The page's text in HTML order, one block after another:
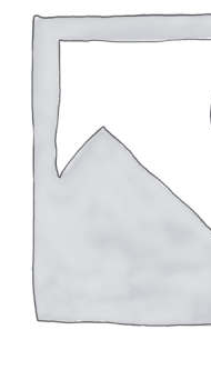
Joulu- ja kausivalot
Eläimet ja
Valoketjut ja
Joulukoristeet
Kranssit ja
Tontut ja muut
Joulutekstiilit
Talvi
Apuvälineet
Hengityssuojaimet ja